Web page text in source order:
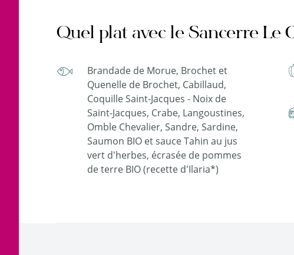
Quel plat avec le Sancerre Le
Brandade de Morue, Brochet et
Quenelle de Brochet, Cabillaud,
Coquille Saint-Jacques - Noix de
Saint-Jacques, Crabe, Langoustines,
Omble Chevalier, Sandre, Sardine,
Saumon BIO et sauce Tahin au jus
vert d'herbes, écrasée de pommes
de terre BIO (recette d'Ilaria*)